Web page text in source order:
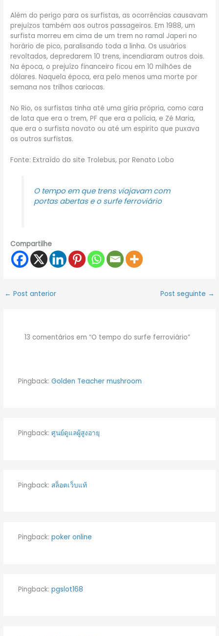
Além do perigo para os surfistas, as ocorrências causavam
prejuízos também aos outros passageiros. Em 1988, um
surfista morreu em cima de um trem no ramal Japeri no
horário de pico, paralisando toda a linha. Os usuários
revoltados, depredarem 10 trens, incendiaram outros dois.
Na época, o prejuízo financeiro ficou em 10 milhões de
dólares. Naquela época, era pelo menos uma morte por
semana nos trilhos cariocas.
No Rio, os surfistas tinha até uma gíria própria, como cara
de lata que era o trem, PF que era a polícia, e Zé Maria,
que era o surfista novato ou até um espirito que puxava
os outros surfistas.
Fonte: Extraído do site Trolebus, por Renato Lobo
O tempo em que trens viajavam com
portas abertas e o surfe ferroviário
Compartilhe
← Post anterior Post seguinte →
13 comentários em “O tempo do surfe ferroviário”
Pingback: Golden Teacher mushroom
Pingback: ศูนย์ดูแลผู้สูงอายุ
Pingback: สล็อตเว็บแท้
Pingback: poker online
Pingback: pgslot168